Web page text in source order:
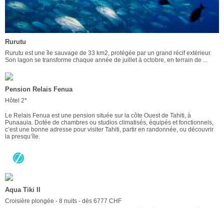
Rurutu
Rurutu est une île sauvage de 33 km2, protégée par un grand récif extérieur.
Son lagon se transforme chaque année de juillet à octobre, en terrain de ...
Pension Relais Fenua
Hôtel 2*
Le Relais Fenua est une pension située sur la côte Ouest de Tahiti, à
Punaauia. Dotée de chambres ou studios climatisés, équipés et fonctionnels,
c’est une bonne adresse pour visiter Tahiti, partir en randonnée, ou découvrir
la presqu’île.
Aqua Tiki II
Croisière plongée - 8 nuits - dès 6777 CHF